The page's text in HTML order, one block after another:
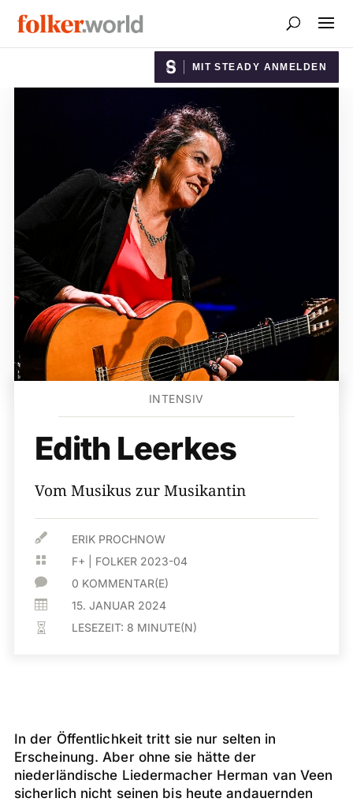
MIT STEADY ANMELDEN
INTENSIV
Edith Leerkes
Vom Musikus zur Musikantin
 ERIK PROCHNOW
 F+ FOLKER 2023-04
 0 KOMMENTAR(E)
 15. JANUAR 2024
 LESEZEIT: 8 MINUTE(N)
In der Öffentlichkeit tritt sie nur selten in
Erscheinung. Aber ohne sie hätte der
niederländische Liedermacher Herman van Veen
sicherlich nicht seinen bis heute andauernden